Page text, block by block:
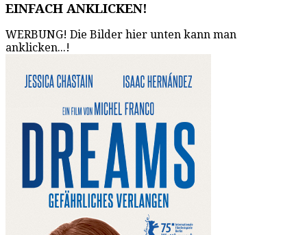
EINFACH ANKLICKEN!
WERBUNG! Die Bilder hier unten kann man
anklicken...!